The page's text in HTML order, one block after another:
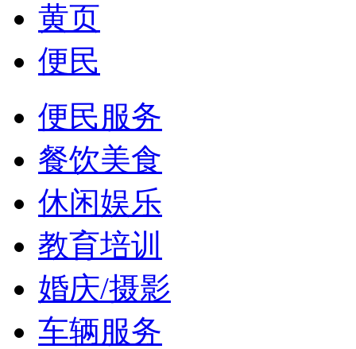
黄页
便民
便民服务
餐饮美食
休闲娱乐
教育培训
婚庆/摄影
车辆服务